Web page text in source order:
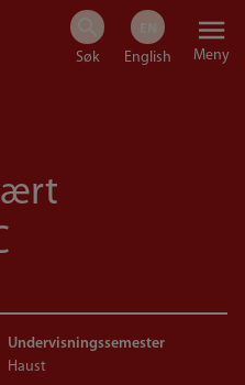
Meny
Undervisningssemester
Haust